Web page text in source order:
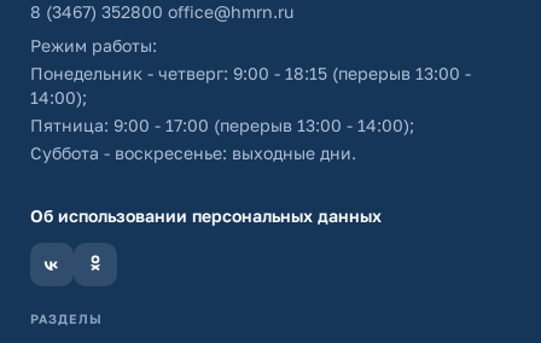
8 (3467) 352800 office@hmrn.ru
Режим работы:
Понедельник - четверг: 9:00 - 18:15 (перерыв 13:00 -
14:00);
Пятница: 9:00 - 17:00 (перерыв 13:00 - 14:00);
Суббота - воскресенье: выходные дни.
Об использовании персональных данных
РАЗДЕЛЫ